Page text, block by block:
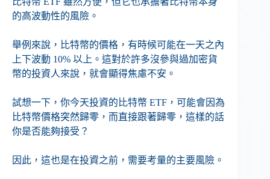
的高波動性的風險。
舉例來說，比特幣的價格，有時候可能在一天之內
上下波動 10% 以上。這對於許多沒參與過加密貨
幣的投資人來說，就會顯得焦慮不安。
試想一下，你今天投資的比特幣 ETF，可能會因為
比特幣價格突然歸零，而直接跟著歸零，這樣的話
你是否能夠接受？
因此，這也是在投資之前，需要考量的主要風險。